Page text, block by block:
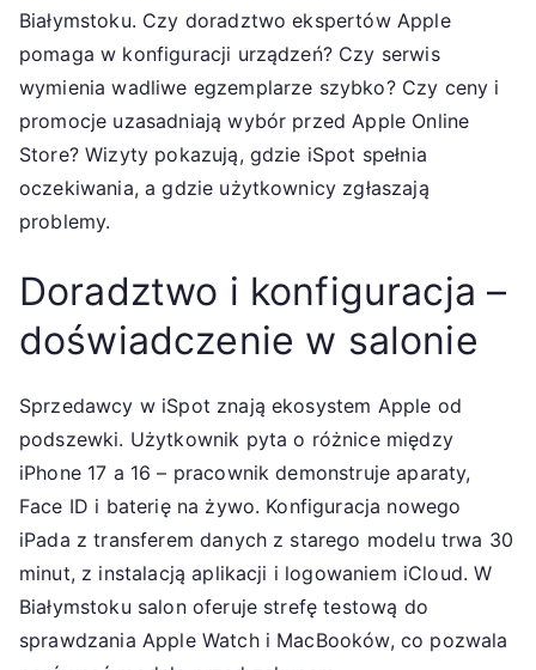
Białymstoku. Czy doradztwo ekspertów Apple
pomaga w konfiguracji urządzeń? Czy serwis
wymienia wadliwe egzemplarze szybko? Czy ceny i
promocje uzasadniają wybór przed Apple Online
Store? Wizyty pokazują, gdzie iSpot spełnia
oczekiwania, a gdzie użytkownicy zgłaszają
problemy.
Doradztwo i konfiguracja –
doświadczenie w salonie
Sprzedawcy w iSpot znają ekosystem Apple od
podszewki. Użytkownik pyta o różnice między
iPhone 17 a 16 – pracownik demonstruje aparaty,
Face ID i baterię na żywo. Konfiguracja nowego
iPada z transferem danych z starego modelu trwa 30
minut, z instalacją aplikacji i logowaniem iCloud. W
Białymstoku salon oferuje strefę testową do
sprawdzania Apple Watch i MacBooków, co pozwala